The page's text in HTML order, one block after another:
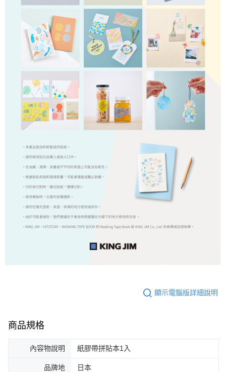
顯示電腦版詳細說明
商品規格
內容物說明 紙膠帶拼貼本1入
品牌地 日本